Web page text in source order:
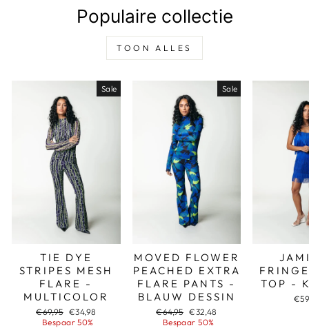
Populaire collectie
TOON ALLES
Sale
TIE DYE
STRIPES MESH
FLARE -
MULTICOLOR
Adviesprijs
€69,95 Aanbiedingsprijs
€34,98
Bespaar 50%
Sale
MOVED FLOWER
PEACHED EXTRA
FLARE PANTS -
BLAUW DESSIN
Adviesprijs
€64,95 Aanbiedingsprijs
€32,48
Bespaar 50%
TOP -